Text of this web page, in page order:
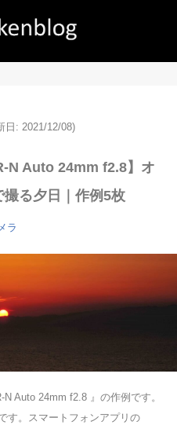
日: 2021/12/08)
N Auto 24mm f2.8】オ
る夕日｜作例5枚
ラ
Auto 24mm f2.8 』の作例です。
す。スマートフォンアプリの